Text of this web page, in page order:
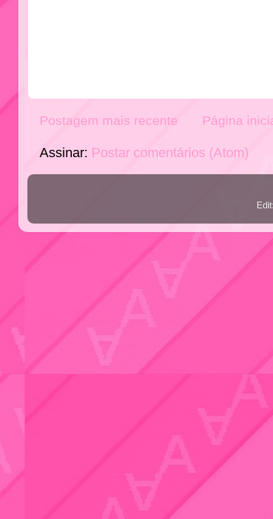
Postagem mais recente Página
Assinar: Postar comentários (Atom)